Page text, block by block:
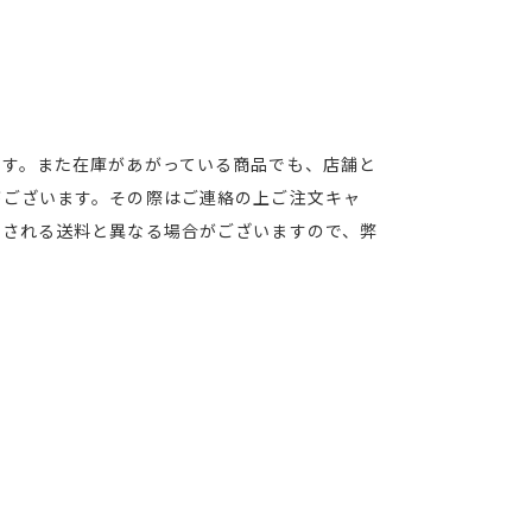
。また在庫があがっている商品でも、店舗と
ざいます。その際はご連絡の上ご注文キャ
れる送料と異なる場合がございますので、弊